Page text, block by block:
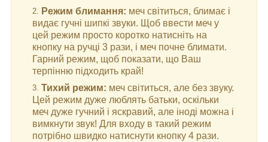
Режим блимання: меч світиться, блимає і
видає гучні шипкі звуки. Щоб ввести меч у
цей режим просто коротко натисніть на
кнопку на ручці 3 рази, і меч почне блимати.
Гарний режим, щоб показати, що Ваш
терпінню підходить край!
Тихий режим: меч світиться, але без звуку.
Цей режим дуже люблять батьки, оскільки
меч дуже гучний і яскравий, але іноді можна і
вимкнути звук! Для входу в такий режим
потрібно швидко натиснути кнопку 4 рази.